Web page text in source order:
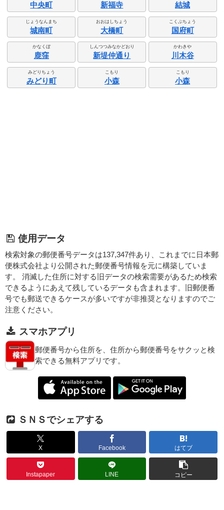
中央町 新福寺 結城
じょうなんまち
城南町
おおはしちょう
大橋町
こくぶちょう
国府町
かなくぼ
鹿窪
しんつつみなかどおり
新堤仲通り
かわきや
川木谷
みどりちょう
みどり町
こもり
小森
こもり
小森
使用データ
検索対象の郵便番号データは137,347件あり、これまでに日本郵
便株式会社より公開された郵便番号情報を元に構築していま
す。 消滅した住所に対する旧データの検索需要があるため検索
できるようにあえて残しているデータも含まれます。旧郵便番
号でも郵送できるケースが多いですが非推奨となりますのでご
注意ください。
スマホアプリ
郵便番号から住所を、住所から郵便番号をサクッと検
索できる無料アプリです。
ＳＮＳでシェアする
X Facebook はてブ
Instapaper LINE コピー